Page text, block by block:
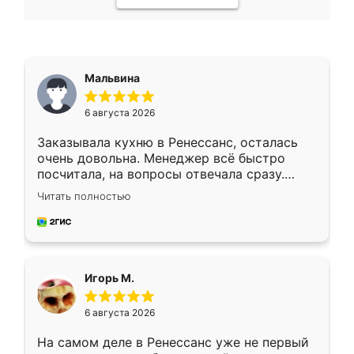
Мальвина
6 августа 2026
Заказывала кухню в Ренессанс, осталась
очень довольна. Менеджер всё быстро
посчитала, на вопросы отвечала сразу.
Замерщик приехал в субботу, подошёл к
делу со всей ответственностью. Собрали
за день, ребята работали аккуратно, даже
Читать полностью
Игорь М.
6 августа 2026
На самом деле в Ренессанс уже не первый